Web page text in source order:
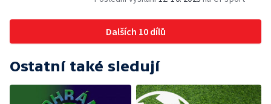
Dalších 10 dílů
Ostatní také sledují